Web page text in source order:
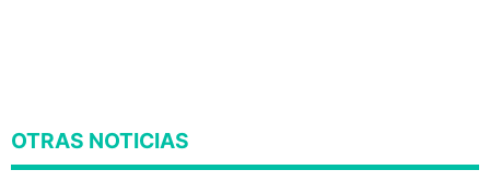
OTRAS NOTICIAS